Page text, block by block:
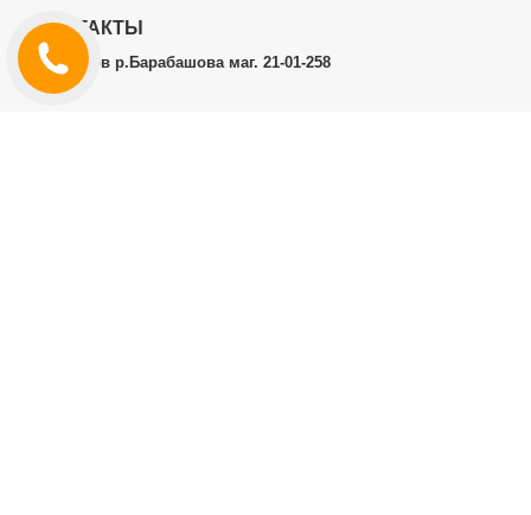
КОНТАКТЫ
г.Харьков р.Барабашова маг. 21-01-258